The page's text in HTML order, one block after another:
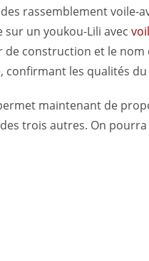
rassemblement voile-
un youkou-Lili avec
construction et le nom
confirmant les qualités
maintenant de
trois autres. On